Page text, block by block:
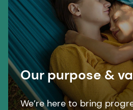
Our purpose &
We’re here to bring